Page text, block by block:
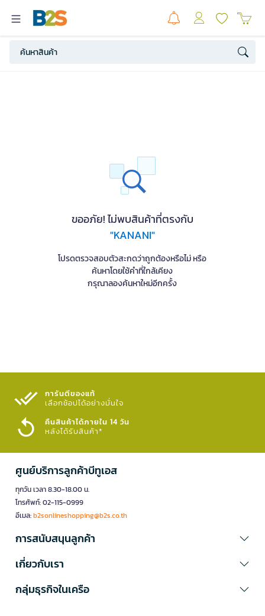
ขออภัย! ไม่พบสินค้าที่ตรงกับ
"KANANI"
โปรดตรวจสอบตัวสะกดว่าถูกต้องหรือไม่ หรือ
ค้นหาโดยใช้คำที่ใกล้เคียง
กรุณาลองค้นหาใหม่อีกครั้ง
การันตีของแท้
เลือกช้อปได้อย่างมั่นใจ​
คืนสินค้าได้ภายใน 14 วัน
หลังได้รับสินค้า*
ศูนย์บริการลูกค้าบีทูเอส
ทุกวัน เวลา 8.30-18.00 น.
โทรศัพท์: 02-115-0999
อีเมล:b2sonlineshopping@b2s.co.th
การสนับสนุนลูกค้า
เกี่ยวกับเรา
กลุ่มธุรกิจในเครือ